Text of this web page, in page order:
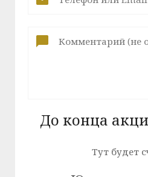
До конца
Тут будет